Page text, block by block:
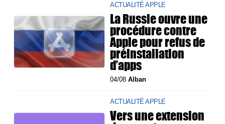
ACTUALITÉ APPLE
La Russie ouvre une
procédure contre
Apple pour refus de
préinstallation
d’apps
04/08Alban
ACTUALITÉ APPLE
Vers une extension